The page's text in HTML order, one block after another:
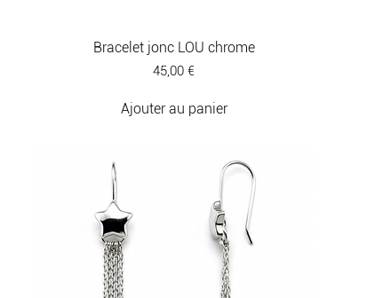
Bracelet jonc LOU chrome
Prix
45,00 €
Ajouter au panier